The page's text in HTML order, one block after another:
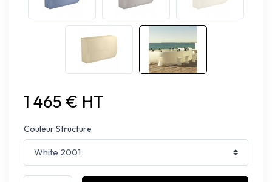
1 465 € HT
Couleur Structure